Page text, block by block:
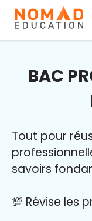
BAC
Tout pour
savoirs
💯 Révise les